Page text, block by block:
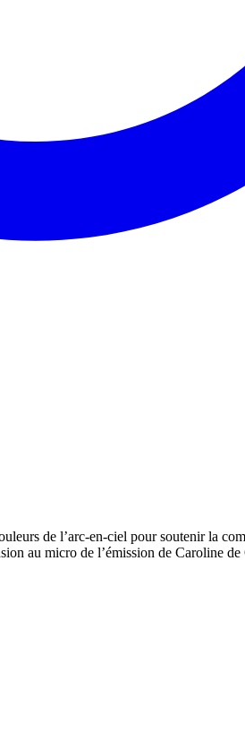
de l’arc-en-ciel pour soutenir la
au micro de l’émission de Caroline